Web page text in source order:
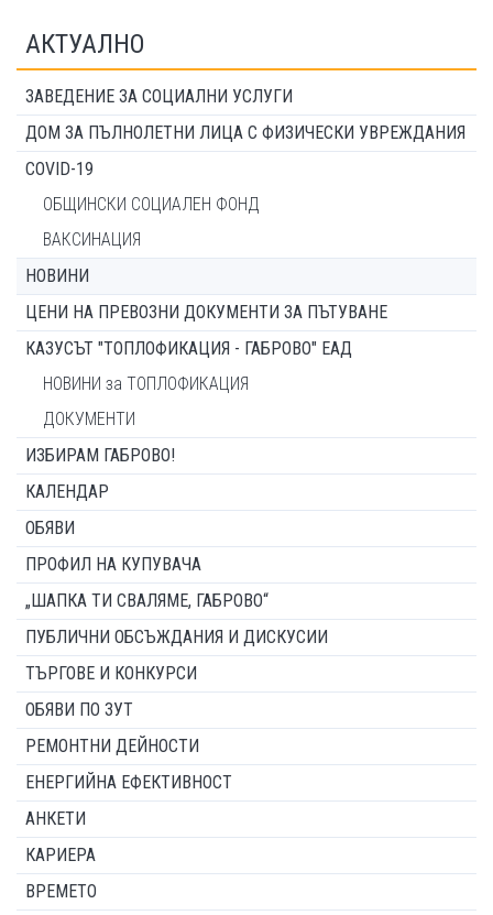
АКТУАЛНО
ЗАВЕДЕНИЕ ЗА СОЦИАЛНИ УСЛУГИ
ДОМ ЗА ПЪЛНОЛЕТНИ ЛИЦА С ФИЗИЧЕСКИ УВРЕЖДАНИЯ
COVID-19
ОБЩИНСКИ СОЦИАЛЕН ФОНД
ВАКСИНАЦИЯ
НОВИНИ
ЦЕНИ НА ПРЕВОЗНИ ДОКУМЕНТИ ЗА ПЪТУВАНЕ
КАЗУСЪТ "ТОПЛОФИКАЦИЯ - ГАБРОВО" ЕАД
НОВИНИ за ТОПЛОФИКАЦИЯ
ДОКУМЕНТИ
ИЗБИРАМ ГАБРОВО!
КАЛЕНДАР
ОБЯВИ
ПРОФИЛ НА КУПУВАЧА
„ШАПКА ТИ СВАЛЯМЕ, ГАБРОВО“
ПУБЛИЧНИ ОБСЪЖДАНИЯ И ДИСКУСИИ
ТЪРГОВЕ И КОНКУРСИ
ОБЯВИ ПО ЗУТ
РЕМОНТНИ ДЕЙНОСТИ
ЕНЕРГИЙНА ЕФЕКТИВНОСТ
АНКЕТИ
КАРИЕРА
ВРЕМЕТО